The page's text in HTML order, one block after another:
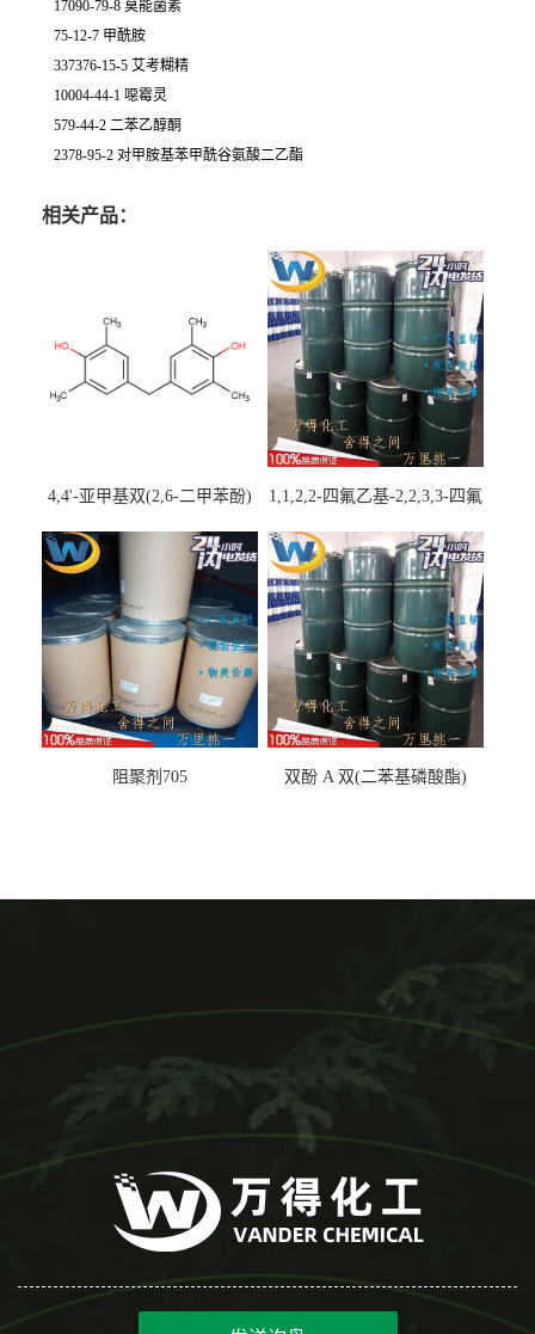
17090-79-8 莫能菌素
75-12-7 甲酰胺
337376-15-5 艾考糊精
10004-44-1 噁霉灵
579-44-2 二苯乙醇酮
2378-95-2 对甲胺基苯甲酰谷氨酸二乙酯
相关产品：
4,4'-亚甲基双(2,6-二甲苯酚)
1,1,2,2-四氟乙基-2,2,3,3-四氟
阻聚剂705 双酚 A 双(二苯基磷酸酯)